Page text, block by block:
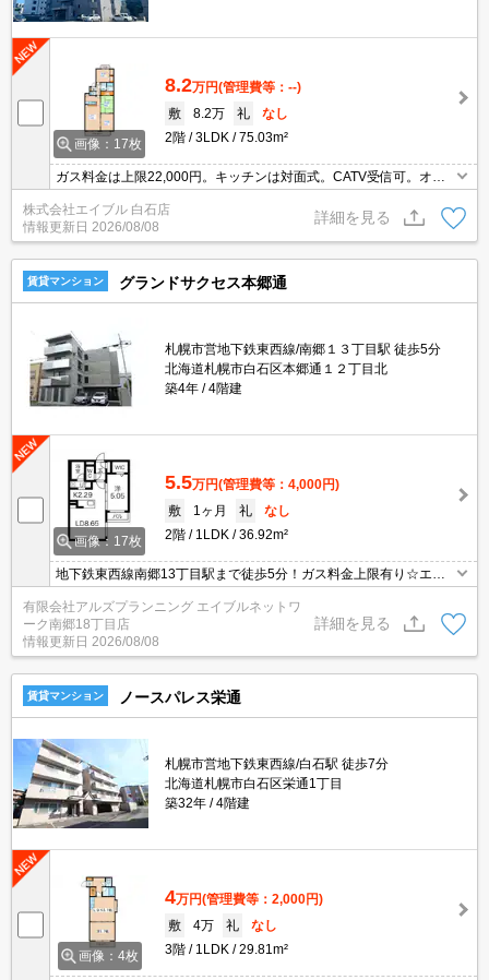
画像：17枚
8.2万円(管理費等：--)
敷
8.2万 礼
なし
2階
3LDK 75.03m²
ガス料金は上限22,000円。キッチンは対面式。CATV受信可。オー
トロック。宅配ボックスあり。トランクルームあり。温水洗浄便座
付き。バルコニー。初期費用クレジット払い可能。引越指定業者あ
り。
株式会社エイブル 白石店
情報更新日 2026/08/08
詳細を見る
賃貸マンション グランドサクセス本郷通
札幌市営地下鉄東西線/南郷１３丁目駅 徒歩5分
北海道札幌市白石区本郷通１２丁目北
築4年
4階建
画像：17枚
5.5万円(管理費等：4,000円)
敷
1ヶ月 礼
なし
2階
1LDK 36.92m²
地下鉄東西線南郷13丁目駅まで徒歩5分！ガス料金上限有り☆エア
コン付き物件♪
有限会社アルズプランニング エイブルネットワ
ーク南郷18丁目店
情報更新日 2026/08/08
詳細を見る
賃貸マンション ノースパレス栄通
札幌市営地下鉄東西線/白石駅 徒歩7分
北海道札幌市白石区栄通1丁目
築32年
4階建
画像：4枚
4万円(管理費等：2,000円)
敷
4万 礼
なし
3階
1LDK 29.81m²